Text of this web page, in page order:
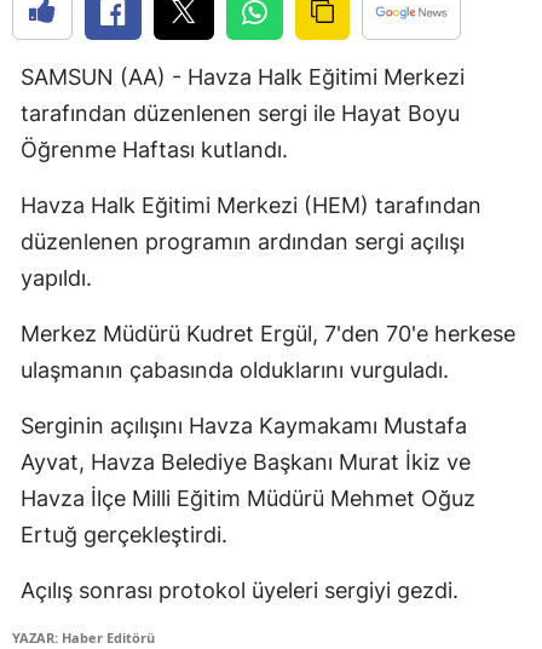
Çankırı
Çorum
Denizli
Edirne
Erzurum
Eskişehir
Gaziantep
SAMSUN (AA) - Havza Halk Eğitimi Merkezi
tarafından düzenlenen sergi ile Hayat Boyu
Öğrenme Haftası kutlandı.
Havza Halk Eğitimi Merkezi (HEM) tarafından
düzenlenen programın ardından sergi açılışı
yapıldı.
Merkez Müdürü Kudret Ergül, 7'den 70'e herkese
ulaşmanın çabasında olduklarını vurguladı.
Serginin açılışını Havza Kaymakamı Mustafa
Ayvat, Havza Belediye Başkanı Murat İkiz ve
Havza İlçe Milli Eğitim Müdürü Mehmet Oğuz
Ertuğ gerçekleştirdi.
Açılış sonrası protokol üyeleri sergiyi gezdi.
YAZAR: Haber Editörü